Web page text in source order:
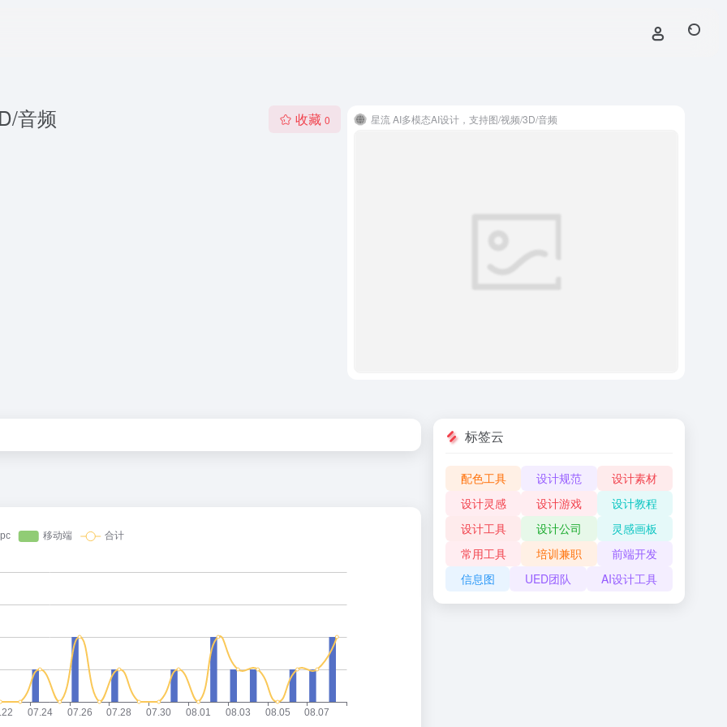
音频 收藏 0 星流 AI多模态AI设计，支持图/视频/3D/音频
标签云
配色工具 设计规范
设计素材
设计灵感
设计游戏
设计教程
设计工具
设计公司
灵感画板
常用工具
培训兼职
前端开发
信息图
UED团队 AI设计工具